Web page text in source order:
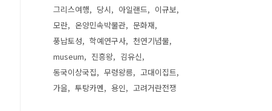
그리스여행
당시 아일랜드
이규보
모란
온양민속박물관
문화재
풍납토성
학예연구사
천연기념물
museum
진흥왕
김유신
동국이상국집
무령왕릉
고대이집트
가을
투탕카멘 용인 고려거란전쟁